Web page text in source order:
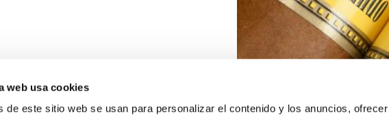
web usa cookies
de este sitio web se usan para personalizar el contenido y los anuncios,